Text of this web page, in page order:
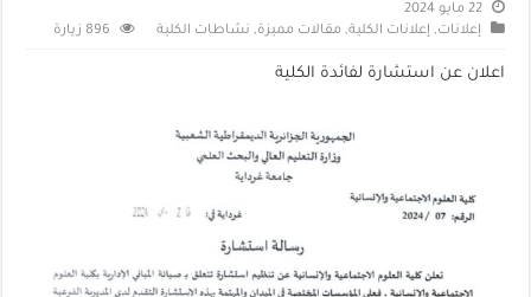
22 مايو 2024
إعلانات, إعلانات الكلية, مقالات مميزة, نشاطات الكلية 896 زيارة
اعلان عن استشارة لفائدة الكلية